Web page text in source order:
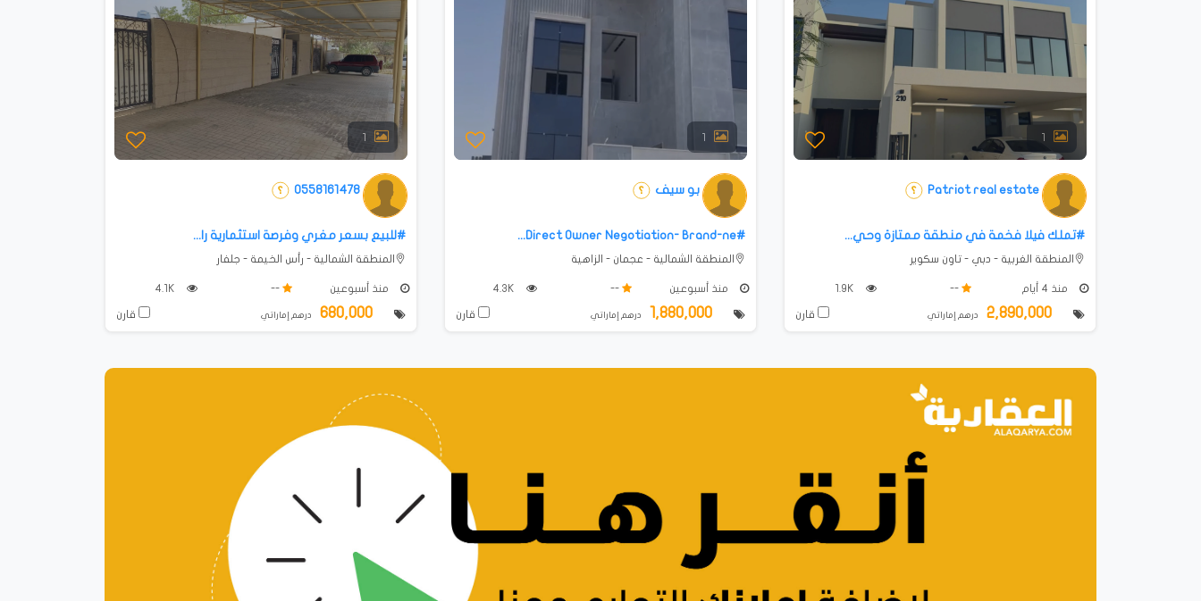
1
Patriot real estate
#تملك فيلا فخمة في منطقة ممتازة وحي...
المنطقة الغربية - دبي - تاون سكوير
منذ 4 أيام --
درهم إماراتي قارن
1
بو سيف
#Direct Owner Negotiation- Brand-ne...
المنطقة الشمالية - عجمان - الزاهية
منذ أسبوعين --
درهم إماراتي قارن
1
0558161478
#للبيع بسعر مغري وفرصة استثمارية را...
المنطقة الشمالية - رأس الخيمة - جلفار
منذ أسبوعين --
درهم إماراتي قارن